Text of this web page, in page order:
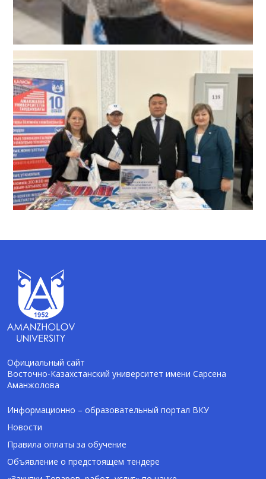
Официальный сайт
Восточно-Казахстанский университет имени Сарсена
Аманжолова
Информационно – образовательный портал ВКУ
Новости
Правила оплаты за обучение
Объявление о предстоящем тендере
Помощник Amanzholov University
Здравствуйте! Я AI-Talapker — помощник
ВКУ им. Сарсена Аманжолова (ВКУ). Отвечу
на вопросы о поступлении в бакалавриат,